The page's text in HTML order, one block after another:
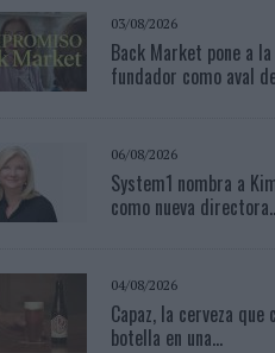
03/08/2026
Back Market pone a
fundador como aval
06/08/2026
System1 nombra a
como nueva
04/08/2026
Capaz, la cerveza
botella en una...